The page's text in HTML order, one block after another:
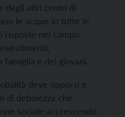
degli altri centri di
le acque in tutte le
risposte nel campo
famiglia e dei giovani.
deve opporsi e
di debolezza che
sociale accrescendo